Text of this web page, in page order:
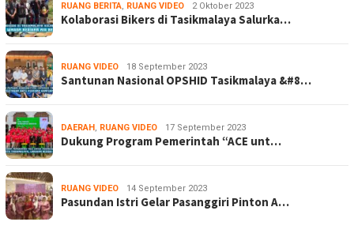
RUANG BERITA, RUANG VIDEO 2 Oktober 2023
Kolaborasi Bikers di Tasikmalaya Salurka…
RUANG VIDEO 18 September 2023
Santunan Nasional OPSHID Tasikmalaya &#8…
DAERAH , RUANG VIDEO 17 September 2023
Dukung Program Pemerintah “ACE unt…
RUANG VIDEO 14 September 2023
Pasundan Istri Gelar Pasanggiri Pinton A…